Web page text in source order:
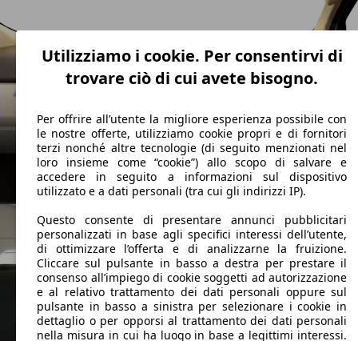
Utilizziamo i cookie. Per consentirvi di
trovare ciò di cui avete bisogno.
Per offrire all’utente la migliore esperienza possibile con
le nostre offerte, utilizziamo cookie propri e di fornitori
terzi nonché altre tecnologie (di seguito menzionati nel
loro insieme come “cookie”) allo scopo di salvare e
accedere in seguito a informazioni sul dispositivo
utilizzato e a dati personali (tra cui gli indirizzi IP).
Questo consente di presentare annunci pubblicitari
personalizzati in base agli specifici interessi dell’utente,
di ottimizzare l’offerta e di analizzarne la fruizione.
Cliccare sul pulsante in basso a destra per prestare il
consenso all’impiego di cookie soggetti ad autorizzazione
e al relativo trattamento dei dati personali oppure sul
pulsante in basso a sinistra per selezionare i cookie in
dettaglio o per opporsi al trattamento dei dati personali
nella misura in cui ha luogo in base a legittimi interessi.